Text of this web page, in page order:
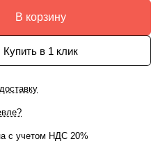
В корзину
Купить в 1 клик
с учетом НДС 20%